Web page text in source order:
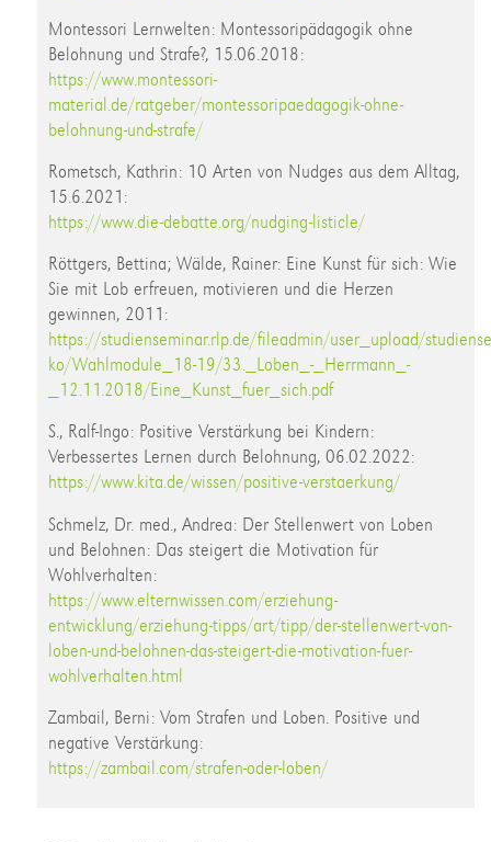
Montessori Lernwelten: Montessoripädagogik ohne
Belohnung und Strafe?, 15.06.2018:
https://www.montessori-
material.de/ratgeber/montessoripaedagogik-ohne-
belohnung-und-strafe/
Rometsch, Kathrin: 10 Arten von Nudges aus dem Alltag,
15.6.2021:
https://www.die-debatte.org/nudging-listicle/
Röttgers, Bettina; Wälde, Rainer: Eine Kunst für sich: Wie
Sie mit Lob erfreuen, motivieren und die Herzen
gewinnen, 2011:
https://studienseminar.rlp.de/fileadmin/user_upload/
ko/Wahlmodule_18-19/33._Loben_-_Herrmann_-
_12.11.2018/Eine_Kunst_fuer_sich.pdf
S., Ralf-Ingo: Positive Verstärkung bei Kindern:
Verbessertes Lernen durch Belohnung, 06.02.2022:
https://www.kita.de/wissen/positive-verstaerkung/
Schmelz, Dr. med., Andrea: Der Stellenwert von Loben
und Belohnen: Das steigert die Motivation für
Wohlverhalten:
https://www.elternwissen.com/erziehung-
entwicklung/erziehung-tipps/art/tipp/der-stellenwert-von-
loben-und-belohnen-das-steigert-die-motivation-fuer-
wohlverhalten.html
Zambail, Berni: Vom Strafen und Loben. Positive und
negative Verstärkung:
https://zambail.com/strafen-oder-loben/